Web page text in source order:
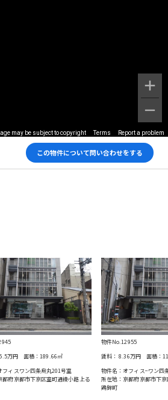
may be subject to copyright Terms Report a problem
この物件について問い合わせをする
万円面積：189.66㎡
フィスワン四条烏丸201号室
都府京都市下京区室町通綾小路上る
物件No.12955
賃料：8.36万円面積：
物件名：オフィス−ワン四
所在地：京都府京都市下
鶏鉾町